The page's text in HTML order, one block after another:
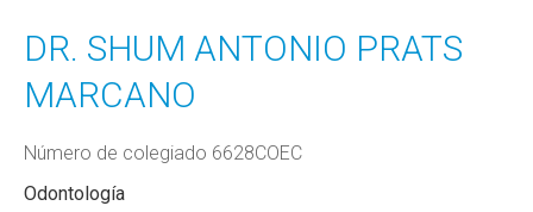
DR. SHUM ANTONIO PRATS
MARCANO
Número de colegiado 6628COEC
Odontología